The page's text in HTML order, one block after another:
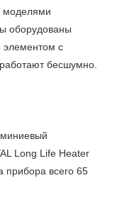
моделями
оборудованы
элементом с
бесшумно.
Long Life Heater
прибора всего 65